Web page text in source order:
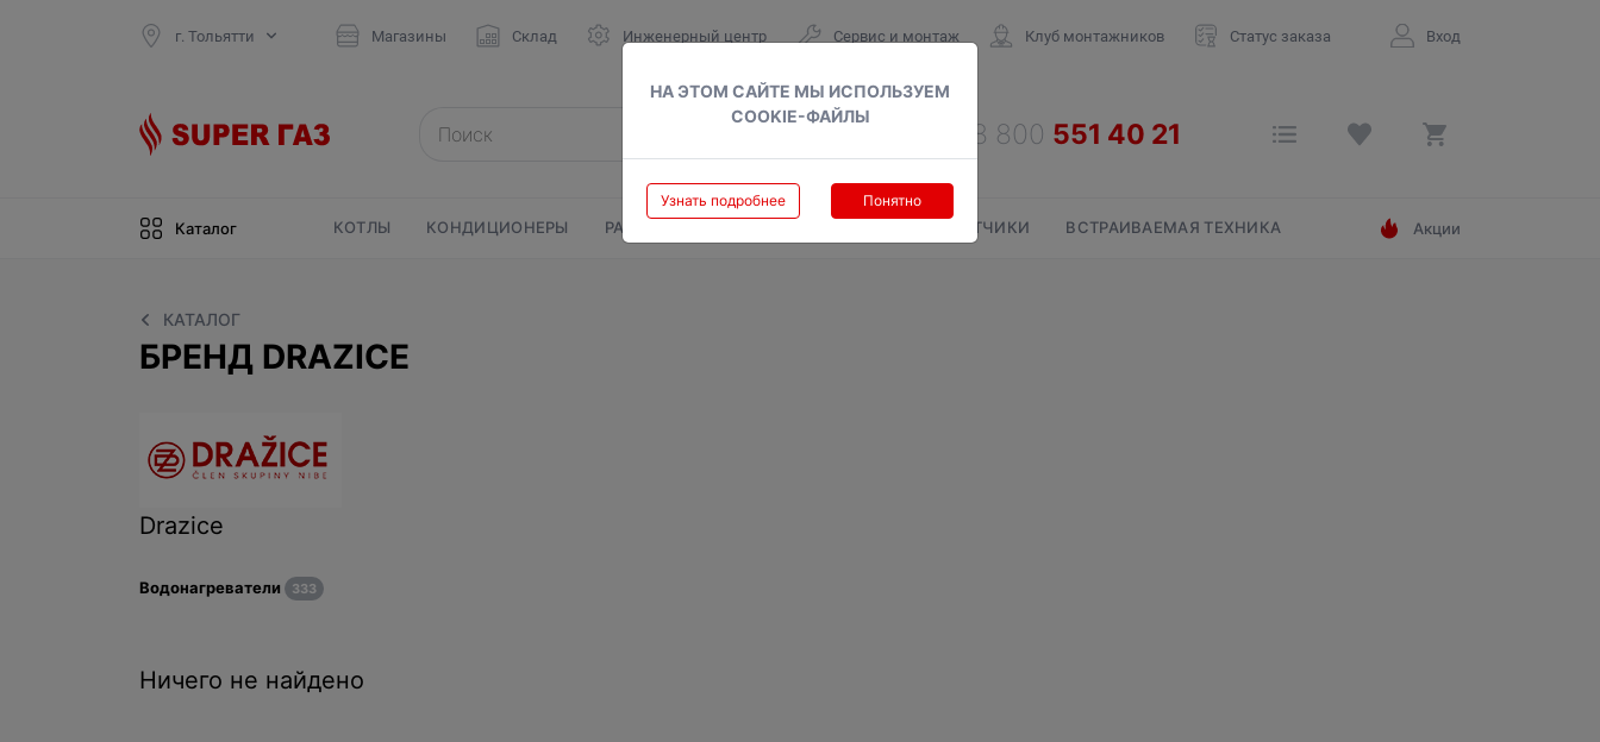
НА ЭТОМ САЙТЕ МЫ ИСПОЛЬЗУЕМ
COOKIE-ФАЙЛЫ
Узнать подробнее Понятно
г. Тольятти Магазины Склад Инженерный центр Сервис и монтаж Клуб монтажников Статус заказа Вход
Каталог КОТЛЫ КОНДИЦИОНЕРЫ РАДИАТОРЫ СЧЕТЧИКИ ВСТРАИВАЕМАЯ ТЕХНИКА Акции
КАТАЛОГ
БРЕНД DRAZICE
Drazice
Водонагреватели 333
Ничего не найдено